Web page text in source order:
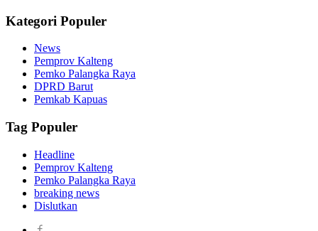
Kategori Populer
News
Pemprov Kalteng
Pemko Palangka Raya
DPRD Barut
Pemkab Kapuas
Tag Populer
Headline
Pemprov Kalteng
Pemko Palangka Raya
breaking news
Dislutkan